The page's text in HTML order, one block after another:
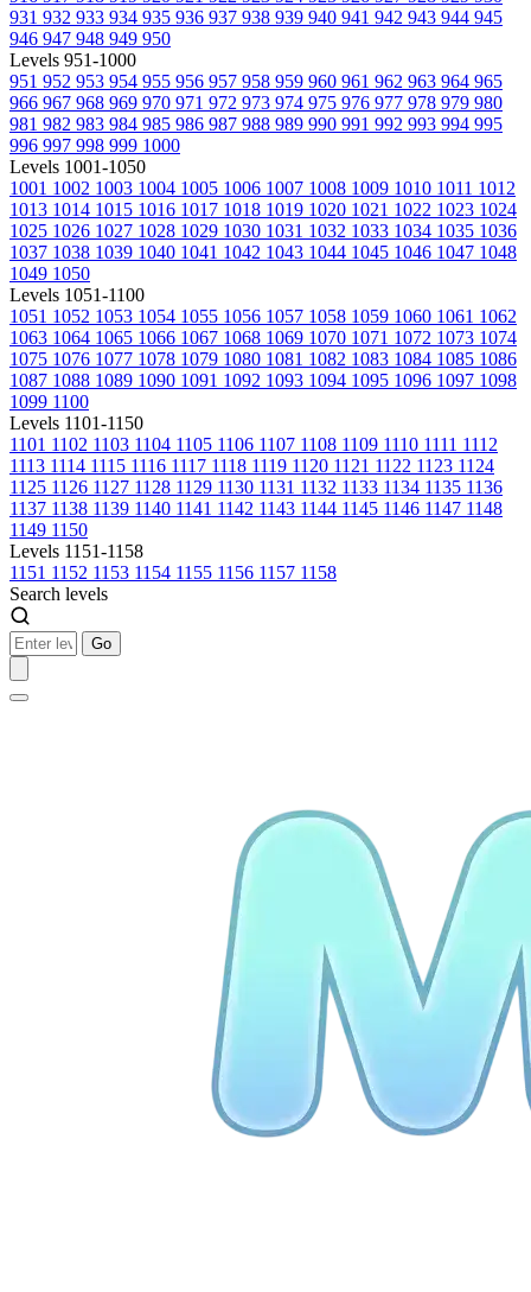
931 932 933 934 935 936 937 938 939 940 941 942 943 944 945
946 947 948 949 950
Levels 951-1000
951 952 953 954 955 956 957 958 959 960 961 962 963 964 965
966 967 968 969 970 971 972 973 974 975 976 977 978 979 980
981 982 983 984 985 986 987 988 989 990 991 992 993 994 995
996 997 998 999 1000
Levels 1001-1050
1001 1002 1003 1004 1005 1006 1007 1008 1009 1010 1011 1012
1013 1014 1015 1016 1017 1018 1019 1020 1021 1022 1023 1024
1025 1026 1027 1028 1029 1030 1031 1032 1033 1034 1035 1036
1037 1038 1039 1040 1041 1042 1043 1044 1045 1046 1047 1048
1049 1050
Levels 1051-1100
1051 1052 1053 1054 1055 1056 1057 1058 1059 1060 1061 1062
1063 1064 1065 1066 1067 1068 1069 1070 1071 1072 1073 1074
1075 1076 1077 1078 1079 1080 1081 1082 1083 1084 1085 1086
1087 1088 1089 1090 1091 1092 1093 1094 1095 1096 1097 1098
1099 1100
Levels 1101-1150
1101 1102 1103 1104 1105 1106 1107 1108 1109 1110 1111 1112
1113 1114 1115 1116 1117 1118 1119 1120 1121 1122 1123 1124
1125 1126 1127 1128 1129 1130 1131 1132 1133 1134 1135 1136
1137 1138 1139 1140 1141 1142 1143 1144 1145 1146 1147 1148
1149 1150
Levels 1151-1158
1151 1152 1153 1154 1155 1156 1157 1158
Search levels
Go